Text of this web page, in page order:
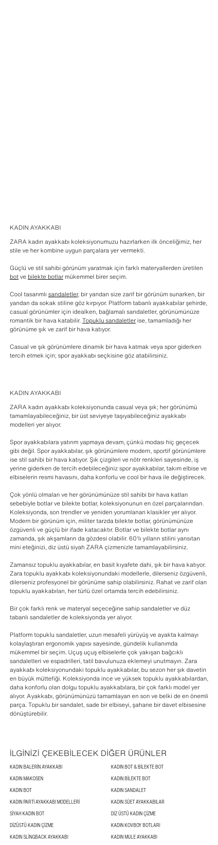
KADIN AYAKKABI
ZARA kadın ayakkabı koleksiyonumuzu hazırlarken ilk önceliğimiz, her
stile ve her kombine uygun parçalara yer vermekti.
Güçlü ve stil sahibi görünüm yaratmak için farklı materyallerden üretilen
botve bilekte botlar mükemmel birer seçim.
Cool tasarımlı sandaletler, bir yandan size zarif bir görünüm sunarken, bir
yandan da sokak stiline göz kırpıyor. Platform tabanlı ayakkabılar şehirde,
casual görünümler için idealken, bağlamalı sandaletler, görünümünüze
romantik bir hava katabilir.Topuklu sandaletler ise, tamamladığı her
görünüme şık ve zarif bir hava katıyor.
Casual ve şık görünümlere dinamik bir hava katmak veya spor giderken
tercih etmek için; spor ayakkabı seçkisine göz atabilirsiniz.
KADIN AYAKKABI
ZARA kadın ayakkabı koleksiyonunda casual veya şık; her görünümü
tamamlayabileceğiniz, bir üst seviyeye taşıyabileceğiniz ayakkabı
modelleri yer alıyor.
Spor ayakkabılara yatırım yapmaya devam, çünkü modası hiç geçecek
gibi değil. Spor ayakkabılar, şık görünümlere modern, sportif görünümlere
ise stil sahibi bir hava katıyor. Şık çizgileri ve nötr renkleri sayesinde, iş
yerine giderken de tercih edebileceğiniz spor ayakkabılar, takım elbise ve
elbiselerin resmi havasını, daha konforlu ve cool bir hava ile değiştirecek.
Çok yönlü olmaları ve her görünümünüze stil sahibi bir hava katları
sebebiyle botlar ve bilekte botlar, koleksiyonunun en özel parçalarından.
Koleksiyonda, son trendler ve yeniden yorumlanan klasikler yer alıyor.
Modern bir görünüm için, militer tarzda bilekte botlar, görünümünüze
özgüvenli ve güçlü bir ifade katacaktır. Botlar ve bilekte botlar aynı
zamanda, şık akşamların da gözdesi olabilir. 60'lı yılların stilini yansıtan
mini eteğinizi, diz üstü siyah ZARA çizmenizle tamamlayabilirsiniz.
Zamansız topuklu ayakkabılar, en basit kıyafete dahi, şık bir hava katıyor.
Zara topuklu ayakkabı koleksiyonundaki modellerle, dilerseniz özgüvenli,
dilerseniz profesyonel bir görünüme sahip olabilirsiniz. Rahat ve zarif olan
topuklu ayakkabıları, her türlü özel ortamda tercih edebilirsiniz.
Bir çok farklı renk ve materyal seçeceğine sahip sandaletler ve düz
tabanlı sandaletler de koleksiyonda yer alıyor.
Platform topuklu sandaletler, uzun mesafeli yürüyüş ve ayakta kalmayı
kolaylaştıran ergonomik yapısı sayesinde, gündelik kullanımda
mükemmel bir seçim. Uçuş uçuş elbiselerle çok yakışan bağcıklı
sandaletleri ve espadrilleri, tatil bavulunuza eklemeyi unutmayın. Zara
ayakkabı koleksiyonundaki topuklu ayakkabılar, bu sezon her şık davetin
en büyük müttefiği. Koleksiyonda ince ve yüksek topuklu ayakkabılardan,
daha konforlu olan dolgu topuklu ayakkabılara, bir çok farklı model yer
alıyor. Ayakkabı, görünümünüzü tamamlayan en son ve belki de en önemli
parça. Topuklu bir sandalet, sade bir elbiseyi, şahane bir davet elbisesine
dönüştürebilir.
İLGİNİZİ ÇEKEBİLECEK DİĞER ÜRÜNLER
KADIN BALERIN AYAKKABI
KADIN BOT & BILEKTE BOT
KADIN MAKOSEN
KADIN BILEKTE BOT
KADIN BOT
KADIN SANDALET
KADIN PARTI AYAKKABI MODELLERI
KADIN SÜET AYAKKABILAR
SIYAH KADIN BOT
DIZ ÜSTÜ KADIN ÇIZME
DIZÜSTÜ KADIN ÇIZME
KADIN KOVBOY BOTLARI
KADIN SLINGBACK AYAKKABI
KADIN MULE AYAKKABI